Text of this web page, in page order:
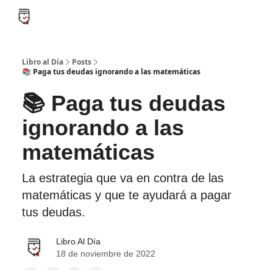
Libro al Día
Posts
📚 Paga tus deudas ignorando a las matemáticas
📚 Paga tus deudas
ignorando a las
matemáticas
La estrategia que va en contra de las
matemáticas y que te ayudará a pagar
tus deudas.
Libro Al Día
18 de noviembre de 2022